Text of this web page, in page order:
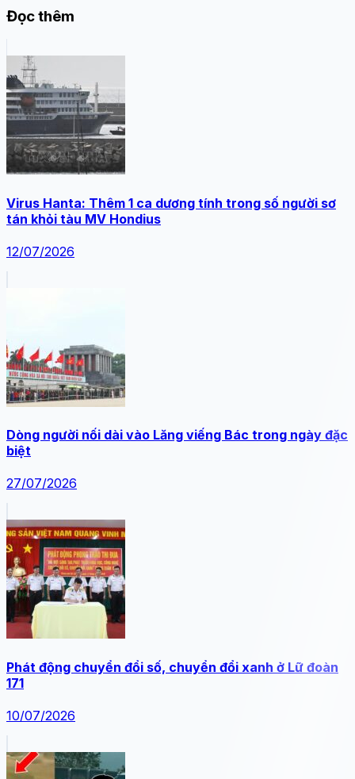
Đọc thêm
Virus Hanta: Thêm 1 ca dương tính trong số người sơ
tán khỏi tàu MV Hondius
12/07/2026
Dòng người nối dài vào Lăng viếng Bác trong ngày đặc
biệt
27/07/2026
Phát động chuyển đổi số, chuyển đổi xanh ở Lữ đoàn
171
10/07/2026